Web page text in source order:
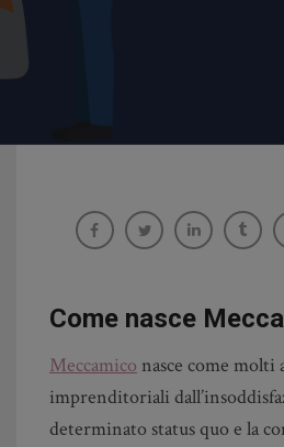
Meccamico
clcs24_adm
Come nasce
Meccamico nasce come
imprenditoriali
determinato status quo e la